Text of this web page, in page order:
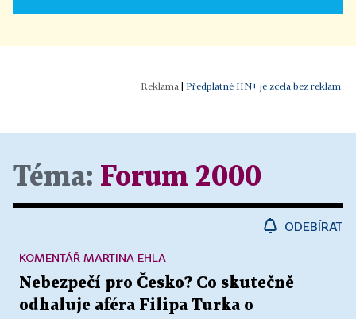
Předplatné HN+ je zcela bez reklam.
Téma: Forum 2000
ODEBÍRAT
Nebezpečí pro Česko? Co skutečně
odhaluje aféra Filipa Turka o
KOMENTÁŘ MARTINA EHLA